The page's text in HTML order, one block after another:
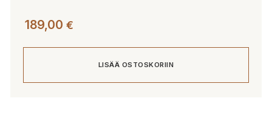
189,00 €
LISÄÄ OSTOSKORIIN